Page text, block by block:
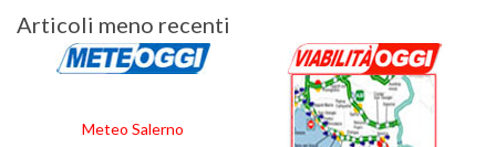
Navigazione
articoli
Articoli meno recenti
Meteo Salerno